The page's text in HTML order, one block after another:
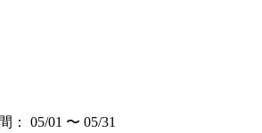
： 05/01 〜 05/31